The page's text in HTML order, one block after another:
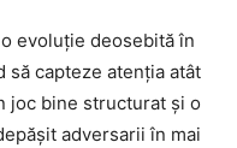
evoluție deosebită în
să capteze atenția atât
joc bine structurat și o
adversarii în mai